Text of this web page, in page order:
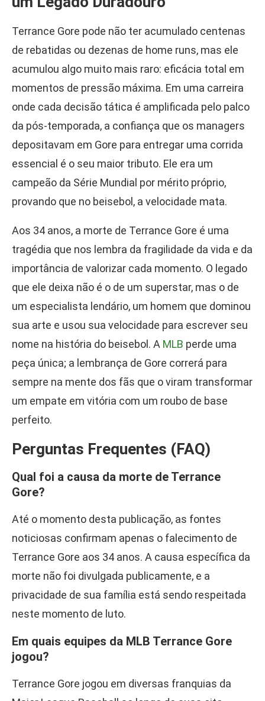
Terrance Gore pode não ter acumulado centenas
de rebatidas ou dezenas de home runs, mas ele
acumulou algo muito mais raro: eficácia total em
momentos de pressão máxima. Em uma carreira
onde cada decisão tática é amplificada pelo palco
da pós-temporada, a confiança que os managers
depositavam em Gore para entregar uma corrida
essencial é o seu maior tributo. Ele era um
campeão da Série Mundial por mérito próprio,
provando que no beisebol, a velocidade mata.
Aos 34 anos, a morte de Terrance Gore é uma
tragédia que nos lembra da fragilidade da vida e da
importância de valorizar cada momento. O legado
que ele deixa não é o de um superstar, mas o de
um especialista lendário, um homem que dominou
sua arte e usou sua velocidade para escrever seu
nome na história do beisebol. A MLB perde uma
peça única; a lembrança de Gore correrá para
sempre na mente dos fãs que o viram transformar
um empate em vitória com um roubo de base
perfeito.
Perguntas Frequentes (FAQ)
Qual foi a causa da morte de Terrance
Gore?
Até o momento desta publicação, as fontes
noticiosas confirmam apenas o falecimento de
Terrance Gore aos 34 anos. A causa específica da
morte não foi divulgada publicamente, e a
privacidade de sua família está sendo respeitada
neste momento de luto.
Em quais equipes da MLB Terrance Gore
jogou?
Terrance Gore jogou em diversas franquias da